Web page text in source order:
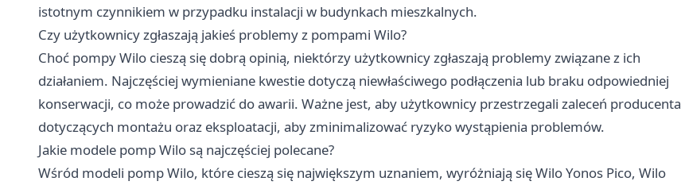
istotnym czynnikiem w przypadku instalacji w budynkach mieszkalnych.
Czy użytkownicy zgłaszają jakieś problemy z pompami Wilo?
Choć pompy Wilo cieszą się dobrą opinią, niektórzy użytkownicy zgłaszają problemy związane z ich
działaniem. Najczęściej wymieniane kwestie dotyczą niewłaściwego podłączenia lub braku odpowiedniej
konserwacji, co może prowadzić do awarii. Ważne jest, aby użytkownicy przestrzegali zaleceń producenta
dotyczących montażu oraz eksploatacji, aby zminimalizować ryzyko wystąpienia problemów.
Jakie modele pomp Wilo są najczęściej polecane?
Wśród modeli pomp Wilo, które cieszą się największym uznaniem, wyróżniają się Wilo Yonos Pico, Wilo